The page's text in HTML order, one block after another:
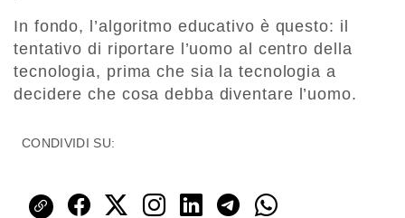
In fondo, l’algoritmo educativo è questo: il
tentativo di riportare l’uomo al centro della
tecnologia, prima che sia la tecnologia a
decidere che cosa debba diventare l’uomo.
CONDIVIDI SU: